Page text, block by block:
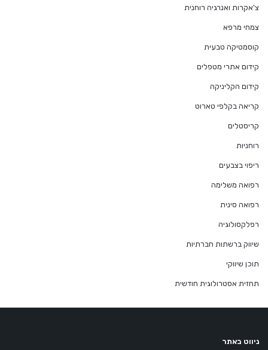
צ'אקרות ואנרגיה רוחנית
צמחי מרפא
קוסמטיקה טבעית
קידום אתרי מטפלים
קידום הקליניקה
קריאה בקלפי טארוט
קריסטלים
רוחניות
ריפוי בצבעים
רפואה משלימה
רפואה סינית
רפלקסולוגיה
שיווק ברשתות חברתיות
תוכן שיווקי
תחזית אסטרולוגית חודשית
ניווט באתר